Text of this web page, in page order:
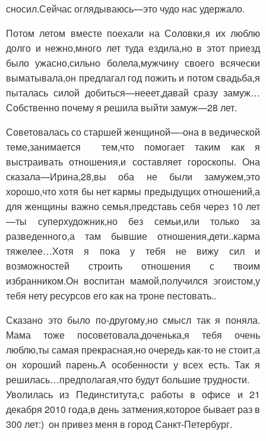
сносил.Сейчас оглядываюсь—это чудо нас удержало.
Потом летом вместе поехали на Соловки,я их люблю
долго и нежно,много лет туда ездила,но в этот приезд
было ужасно,сильно болела,мужчину своего всячески
выматывала,он предлагал год пожить и потом свадьба,я
пыталась силой добиться—нееет,давай сразу замуж…
Собственно почему я решила выйти замуж—28 лет.
Советовалась со старшей женщиной—-она в ведической
теме,занимается тем,что помогает таким как я
выстраивать отношения,и составляет гороскопы. Она
сказала—Ирина,28,вы оба не были замужем,это
хорошо,что хотя бы нет кармы предыдущих отношений,а
для женщины важно семья,представь себя через 10 лет
—ты суперхудожник,но без семьи,или только за
разведенного,а там бывшие отношения,дети..карма
тяжелее…Хотя я пока у тебя не вижу сил и
возможностей строить отношения с твоим
избранником.Он воспитан мамой,получился эгоистом,у
тебя нету ресурсов его как на троне пестовать..
Сказано это было по-другому,но смысл так я поняла.
Мама тоже посоветовала,доченька,я тебя очень
люблю,ты самая прекрасная,но очередь как-то не стоит,а
он хороший парень.А особенности у всех есть. Так я
решилась…предполагая,что будут большие трудности.
Уволилась из Пединститута,с работы в офисе и 21
декабря 2010 года,в день затмения,которое бывает раз в
300 лет:) он привез меня в город Санкт-Петербург.